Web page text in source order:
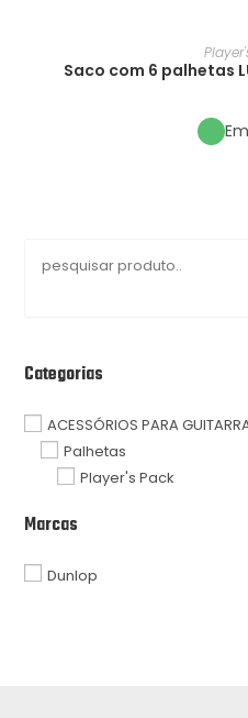
Saco com 6 palhetas
Categorias
ACESSÓRIOS PARA
Palhetas
Player's Pack
Marcas
Dunlop